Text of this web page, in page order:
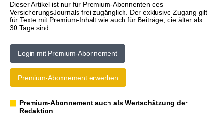
Dieser Artikel ist nur für Premium-Abonnenten des
VersicherungsJournals frei zugänglich. Der exklusive Zugang gilt
für Texte mit Premium-Inhalt wie auch für Beiträge, die älter als
30 Tage sind.
Login mit Premium-Abonnement
Premium-Abonnement erwerben
Premium-Abonnement auch als Wertschätzung der
Redaktion